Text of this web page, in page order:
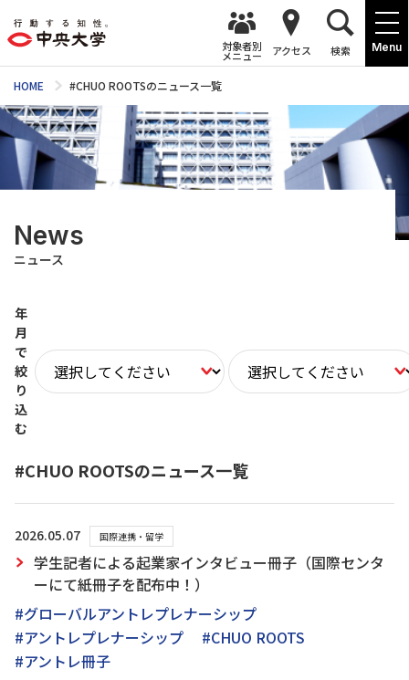
Menu
対象者別
メニュー アクセス 検索
HOME #CHUO ROOTSのニュース一覧
News
ニュース
年
月
で
絞
り
込
む
#CHUO ROOTSのニュース一覧
2026.05.07 国際連携・留学
学生記者による起業家インタビュー冊子（国際センタ
ーにて紙冊子を配布中！）
#グローバルアントレプレナーシップ
#アントレプレナーシップ
#CHUO ROOTS
#アントレ冊子